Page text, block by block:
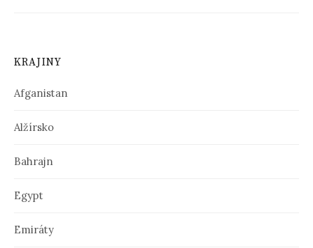
KRAJINY
Afganistan
Alžírsko
Bahrajn
Egypt
Emiráty